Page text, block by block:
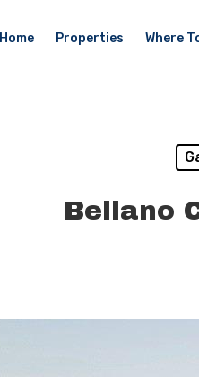
Home Properties Where
Bellano